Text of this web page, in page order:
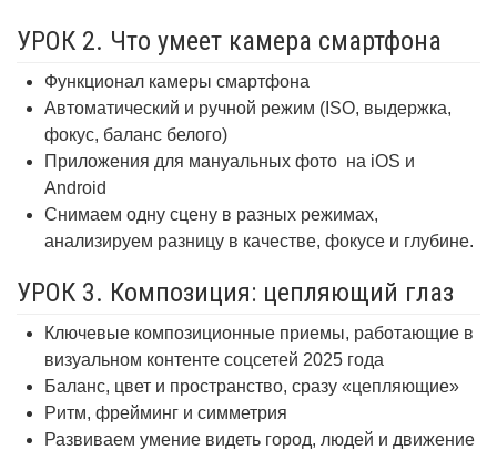
УРОК 2. Что умеет камера смартфона
Функционал камеры смартфона
Автоматический и ручной режим (ISO, выдержка,
фокус, баланс белого)
Приложения для мануальных фото на iOS и
Android
Снимаем одну сцену в разных режимах,
анализируем разницу в качестве, фокусе и глубине.
УРОК 3. Композиция: цепляющий глаз
Ключевые композиционные приемы, работающие в
визуальном контенте соцсетей 2025 года
Баланс, цвет и пространство, сразу «цепляющие»
Ритм, фрейминг и симметрия
Развиваем умение видеть город, людей и движение